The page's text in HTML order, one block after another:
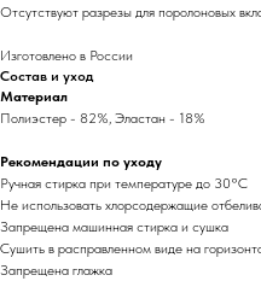
Отсутствуют разрезы для поролоновых
Изготовлено в России
Состав и уход
Материал
Полиэстер - 82%, Эластан - 18%
Рекомендации по уходу
Ручная стирка при температуре до 30°C
Не использовать хлорсодержащие
Запрещена машинная стирка и сушка
Сушить в расправленном виде на
Запрещена глажка